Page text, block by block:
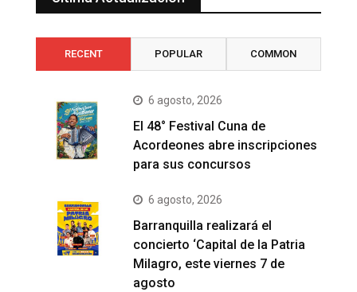
RECENT POPULAR COMMON
6 agosto, 2026
El 48° Festival Cuna de
Acordeones abre inscripciones
para sus concursos
6 agosto, 2026
Barranquilla realizará el
concierto ‘Capital de la Patria
Milagro, este viernes 7 de
agosto